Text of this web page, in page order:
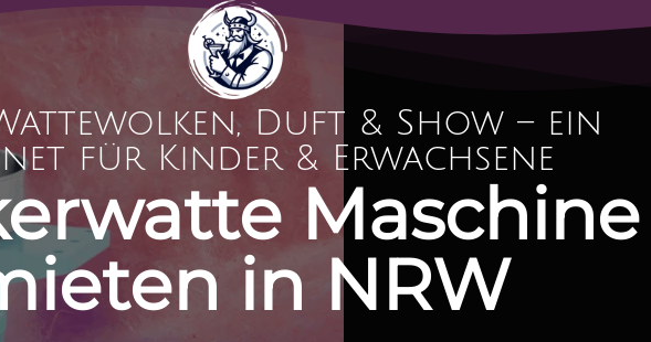
Duft & Show – ein
für Kinder & Erwachsene
Maschine
in NRW